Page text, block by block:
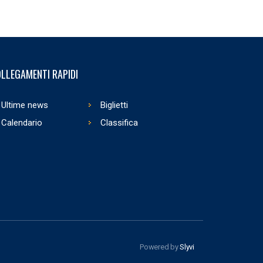
RAPIDI
Ultime news
Biglietti
Calendario
Classifica
Powered bySlyvi